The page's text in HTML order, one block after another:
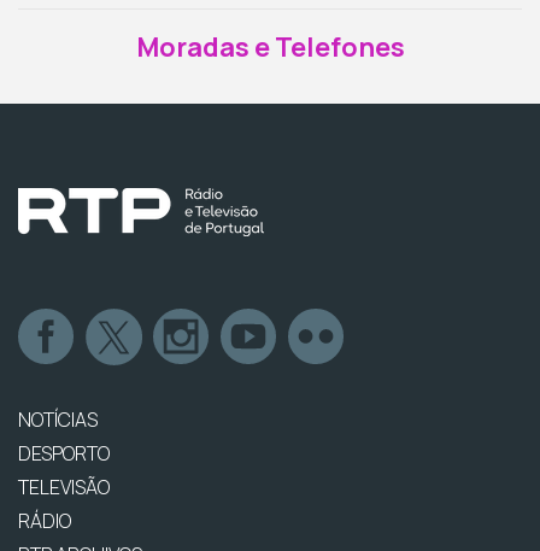
Moradas e Telefones
NOTÍCIAS
DESPORTO
TELEVISÃO
RÁDIO